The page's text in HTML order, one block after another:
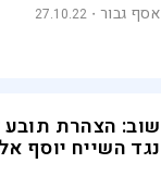
הגילוי הגדול ביותר
אסף גבור 27.10.22
שוב: הצהרת
נגד השייח יוסף